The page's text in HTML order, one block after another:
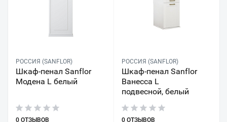
РОССИЯ (SANFLOR)
Шкаф-пенал Sanflor
Модена L белый
0 ОТЗЫВОВ
РОССИЯ (SANFLOR)
Шкаф-пенал Sanflor
Ванесса L
подвесной, белый
0 ОТЗЫВОВ